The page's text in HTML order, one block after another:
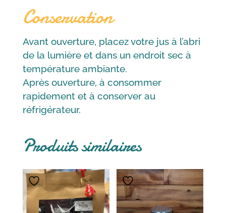
des
Vergers
-
1L
Conservation
Avant ouverture, placez votre jus à l’abri
de la lumière et dans un endroit sec à
température ambiante.
Après ouverture, à consommer
rapidement et à conserver au
réfrigérateur.
Produits similaires